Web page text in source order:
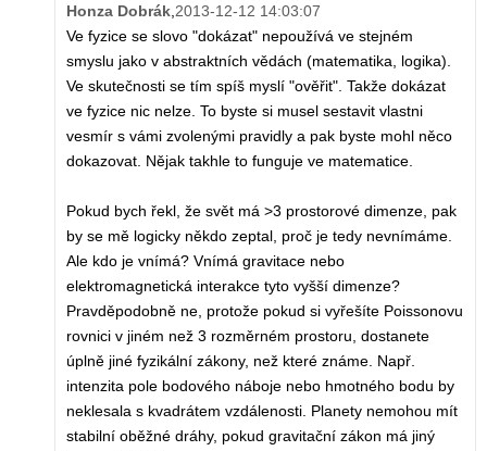
Honza Dobrák,2013-12-12 14:03:07
Ve fyzice se slovo "dokázat" nepoužívá ve stejném
smyslu jako v abstraktních vědách (matematika, logika).
Ve skutečnosti se tím spíš myslí "ověřit". Takže dokázat
ve fyzice nic nelze. To byste si musel sestavit vlastni
vesmír s vámi zvolenými pravidly a pak byste mohl něco
dokazovat. Nějak takhle to funguje ve matematice.
Pokud bych řekl, že svět má >3 prostorové dimenze, pak
by se mě logicky někdo zeptal, proč je tedy nevnímáme.
Ale kdo je vnímá? Vnímá gravitace nebo
elektromagnetická interakce tyto vyšší dimenze?
Pravděpodobně ne, protože pokud si vyřešíte Poissonovu
rovnici v jiném než 3 rozměrném prostoru, dostanete
úplně jiné fyzikální zákony, než které známe. Např.
intenzita pole bodového náboje nebo hmotného bodu by
neklesala s kvadrátem vzdálenosti. Planety nemohou mít
stabilní oběžné dráhy, pokud gravitační zákon má jiný